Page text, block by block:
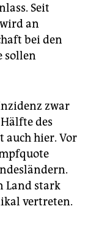
Seit
an
bei den
sollen
zwar
des
auch hier. Vor
Land stark
vertreten.